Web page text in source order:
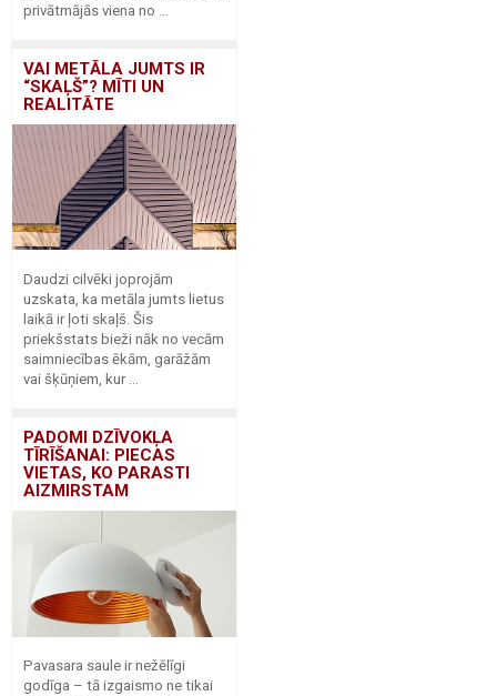
privātmājās viena no ...
VAI METĀLA JUMTS IR
“SKAĻŠ”? MĪTI UN
REALITĀTE
Daudzi cilvēki joprojām
uzskata, ka metāla jumts lietus
laikā ir ļoti skaļš. Šis
priekšstats bieži nāk no vecām
saimniecības ēkām, garāžām
vai šķūņiem, kur ...
PADOMI DZĪVOKĻA
TĪRĪŠANAI: PIECAS
VIETAS, KO PARASTI
AIZMIRSTAM
Pavasara saule ir nežēlīgi
godīga – tā izgaismo ne tikai